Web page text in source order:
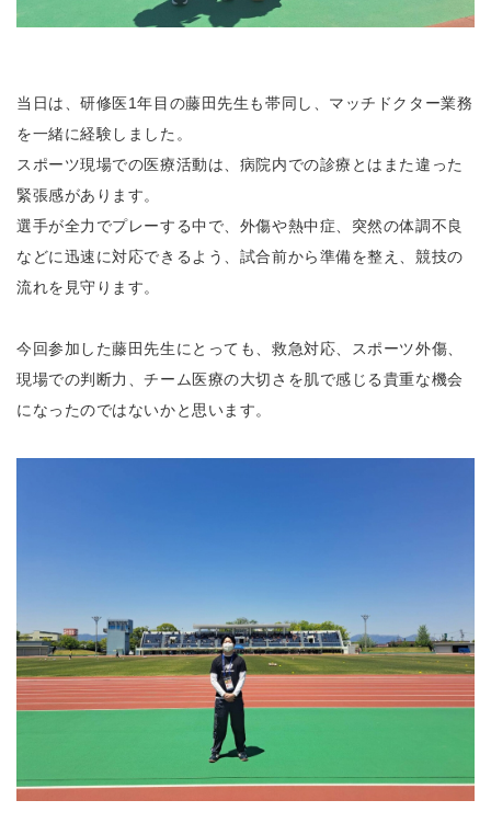
当日は、研修医1年目の藤田先生も帯同し、マッチドクター業務
を一緒に経験しました。
スポーツ現場での医療活動は、病院内での診療とはまた違った
緊張感があります。
選手が全力でプレーする中で、外傷や熱中症、突然の体調不良
などに迅速に対応できるよう、試合前から準備を整え、競技の
流れを見守ります。
今回参加した藤田先生にとっても、救急対応、スポーツ外傷、
現場での判断力、チーム医療の大切さを肌で感じる貴重な機会
になったのではないかと思います。